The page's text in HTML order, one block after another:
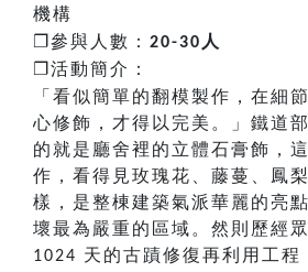
機構
❐ 參與人數： 20-30 人
❐ 活動簡介：
「看似簡單的翻模製作，在細
心修飾，才得以完美。」鐵道
的就是廳舍裡的立體石膏飾，
作，看得見玫瑰花、藤蔓、鳳
樣，是整棟建築氣派華麗的亮
壞最為嚴重的區域。然則歷經
1024 天的古蹟修復再利用工程